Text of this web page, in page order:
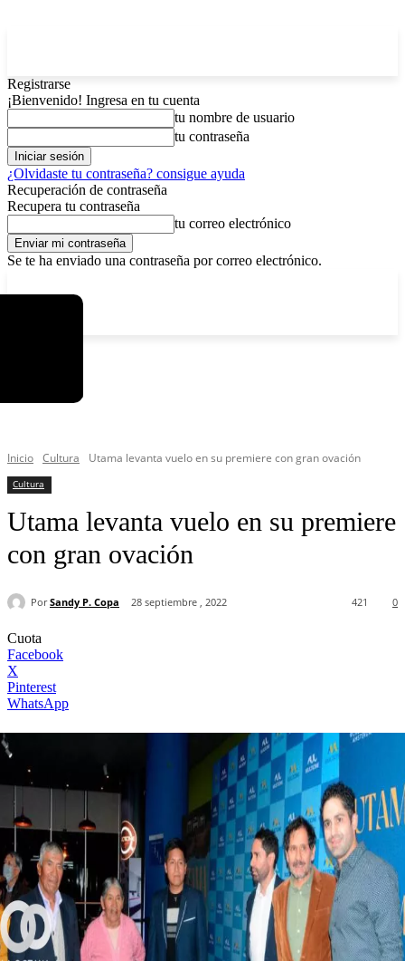
Registrarse
¡Bienvenido! Ingresa en tu cuenta
tu nombre de usuario
tu contraseña
¿Olvidaste tu contraseña? consigue ayuda
Recuperación de contraseña
Recupera tu contraseña
tu correo electrónico
Se te ha enviado una contraseña por correo electrónico.
Inicio Cultura Utama levanta vuelo en su premiere con gran ovación
Cultura
Utama levanta vuelo en su premiere
con gran ovación
Por Sandy P. Copa 28 septiembre , 2022 0
421
Cuota
Facebook
X
Pinterest
WhatsApp